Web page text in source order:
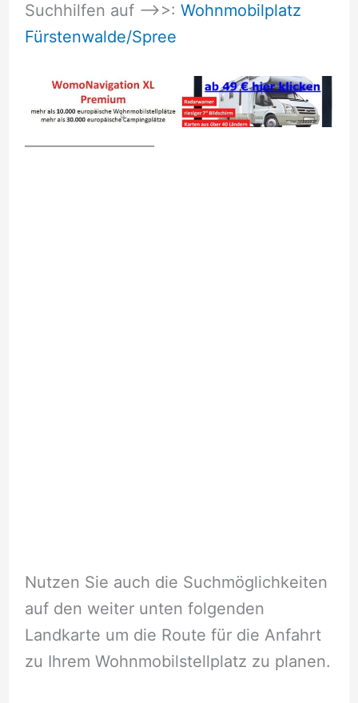
Suchhilfen auf –>>: Wohnmobilplatz
Fürstenwalde/Spree
Nutzen Sie auch die Suchmöglichkeiten
auf den weiter unten folgenden
Landkarte um die Route für die Anfahrt
zu Ihrem Wohnmobilstellplatz zu planen.